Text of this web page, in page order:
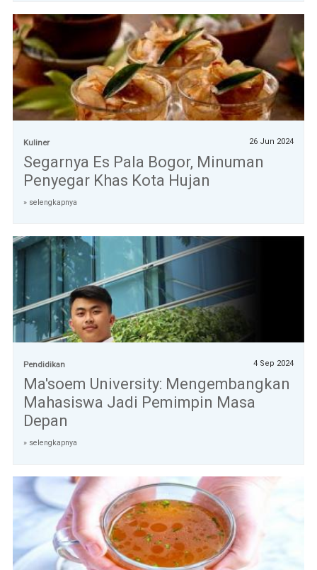
Kuliner 26 Jun 2024
Segarnya Es Pala Bogor, Minuman
Penyegar Khas Kota Hujan
» selengkapnya
Pendidikan 4 Sep 2024
Ma'soem University: Mengembangkan
Mahasiswa Jadi Pemimpin Masa
Depan
» selengkapnya